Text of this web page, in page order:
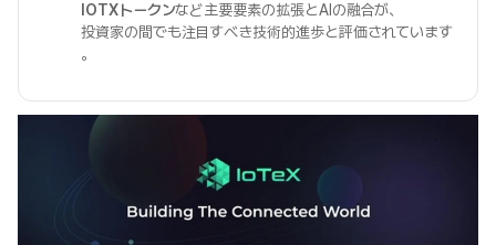
IOTXトークンなど主要要素の拡張とAIの融合が、
投資家の間でも注目すべき技術的進歩と評価されています
。